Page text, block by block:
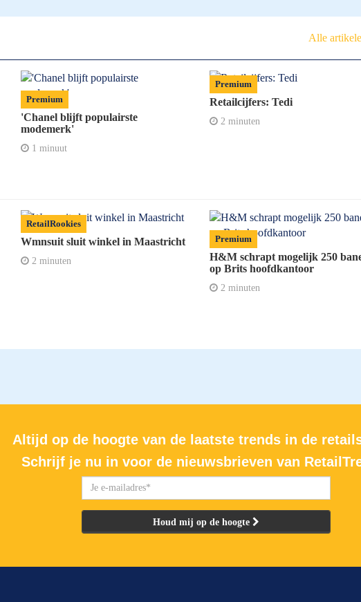
Alle
Premium
'Chanel blijft populairste
modemerk'
1 minuut
Premium
Retailcijfers: Tedi
2 minuten
RetailRookies
Wmnsuit sluit winkel in Maastricht
2 minuten
Premium
H&M schrapt mogelijk 250
op Brits hoofdkantoor
2 minuten
Altijd op de hoogte van de laatste trends in de
Schrijf je nu in voor de nieuwsbrieven van
Houd mij op de hoogte